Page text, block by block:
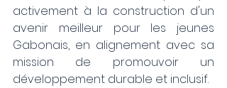
activement à la construction d'un
avenir meilleur pour les jeunes
Gabonais, en alignement avec sa
mission de promouvoir un
développement durable et inclusif.